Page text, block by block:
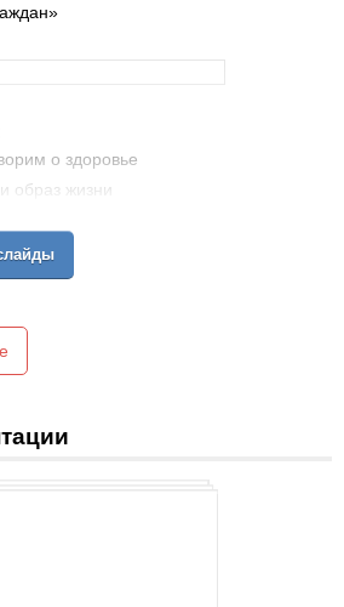
о здоровье
образ жизни